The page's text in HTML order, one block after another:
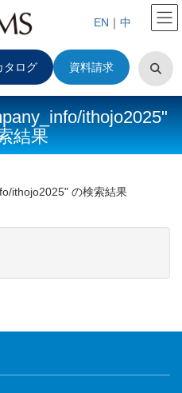
EN ｜ 中
タログ 資料請求
ithojo2025"
結果
ithojo2025" の検索結果